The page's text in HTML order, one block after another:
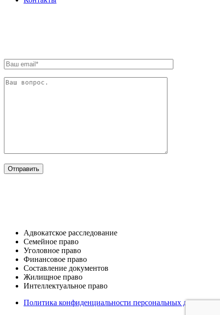
Адвокатское расследование
Семейное право​
Уголовное право​
Финансовое право
Составление документов​
Жилищное право​
Интеллектуальное право
Политика конфиденциальности персональных данных